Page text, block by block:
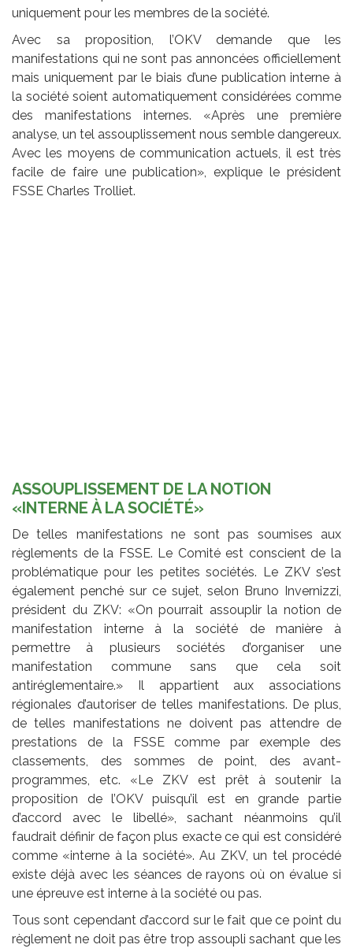
uniquement pour les membres de la société.
Avec sa proposition, l’OKV demande que les
manifestations qui ne sont pas annoncées officiellement
mais uniquement par le biais d’une publication interne à
la société soient automatiquement considérées comme
des manifestations internes. «Après une première
analyse, un tel assouplissement nous semble dangereux.
Avec les moyens de communication actuels, il est très
facile de faire une publication», explique le président
FSSE Charles Trolliet.
ASSOUPLISSEMENT DE LA NOTION
«INTERNE À LA SOCIÉTÉ»
De telles manifestations ne sont pas soumises aux
règlements de la FSSE. Le Comité est conscient de la
problématique pour les petites sociétés. Le ZKV s’est
également penché sur ce sujet, selon Bruno Invernizzi,
président du ZKV: «On pourrait assouplir la notion de
manifestation interne à la société de manière à
permettre à plusieurs sociétés d’organiser une
manifestation commune sans que cela soit
antiréglementaire.» Il appartient aux associations
régionales d’autoriser de telles manifestations. De plus,
de telles manifestations ne doivent pas attendre de
prestations de la FSSE comme par exemple des
classements, des sommes de point, des avant-
programmes, etc. «Le ZKV est prêt à soutenir la
proposition de l’OKV puisqu’il est en grande partie
d’accord avec le libellé», sachant néanmoins qu’il
faudrait définir de façon plus exacte ce qui est considéré
comme «interne à la société». Au ZKV, un tel procédé
existe déjà avec les séances de rayons où on évalue si
une épreuve est interne à la société ou pas.
Tous sont cependant d’accord sur le fait que ce point du
règlement ne doit pas être trop assoupli sachant que les